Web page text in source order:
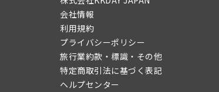
会社情報
利用規約
プライバシーポリシー
旅行業約款・標識・その他
特定商取引法に基づく表記
ヘルプセンター